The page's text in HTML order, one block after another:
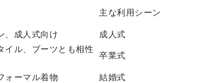
主な利用シーン
、成人式向け
成人式
イル、ブーツとも相性
卒業式
ォーマル着物
結婚式